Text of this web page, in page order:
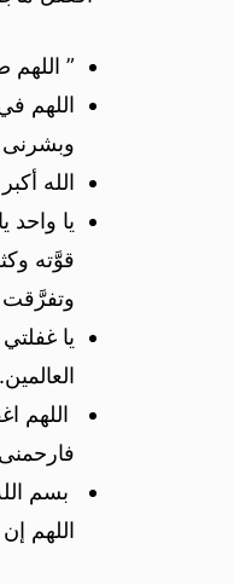
” اللهم
اللهم
وبشرنى
الله
يا
قوَّته
يا
العالمين.
اللهم
بسم
اللهم